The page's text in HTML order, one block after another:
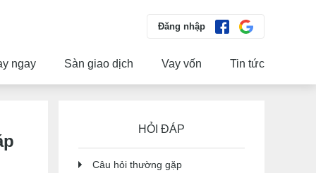
Đăng nhập
ngay Sàn giao dịch Vay vốn Tin tức
HỎI ĐÁP
Câu hỏi thường gặp